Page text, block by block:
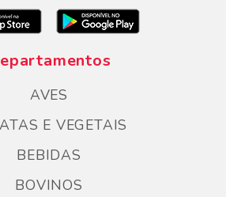
AVES
E VEGETAIS
BEBIDAS
BOVINOS